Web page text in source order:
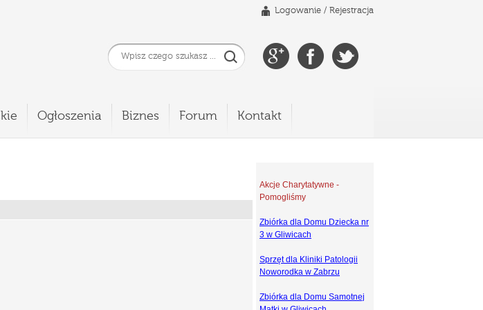
Logowanie / Rejestracja
Ogłoszenia Biznes Forum Kontakt
Akcje Charytatywne -
Pomogliśmy
Zbiórka dla Domu Dziecka nr
3 w Gliwicach
Sprzęt dla Kliniki Patologii
Noworodka w Zabrzu
Zbiórka dla Domu Samotnej